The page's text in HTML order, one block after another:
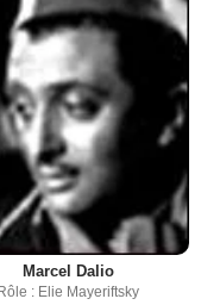
Marcel Dalio
Rôle : Elie Mayeriftsky